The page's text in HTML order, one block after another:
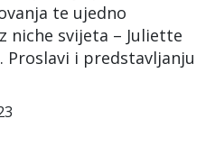
te ujedno
niche svijeta – Juliette
Proslavi i predstavljanju